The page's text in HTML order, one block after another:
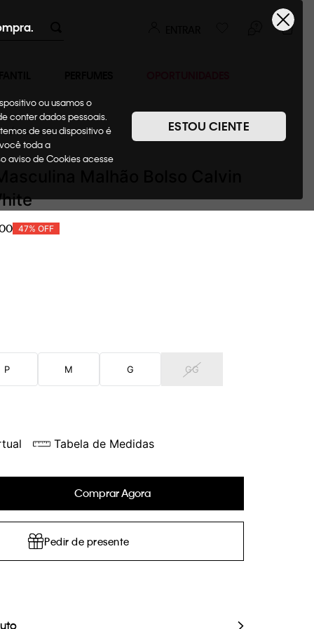
ou usamos o
conter dados pessoais.
de seu dispositivo é
toda a
aviso de Cookies acesse
ESTOU CIENTE
Camisetas
47% OFF
P M G GG
Tabela de Medidas
Comprar Agora
Pedir de presente